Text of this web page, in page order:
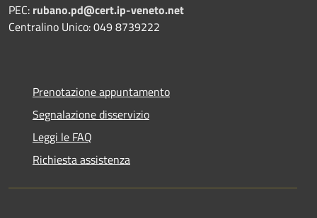
PEC: rubano.pd@cert.ip-veneto.net
Centralino Unico: 049 8739222
Prenotazione appuntamento
Segnalazione disservizio
Leggi le FAQ
Richiesta assistenza